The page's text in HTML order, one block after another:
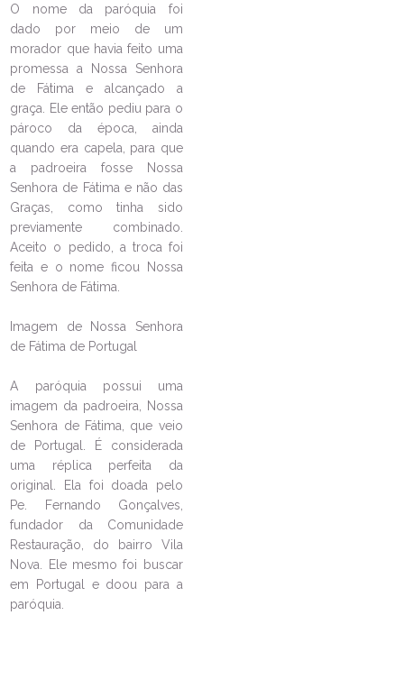
Missa para jovens que
participaram da 2ª FAC
emociona fiéis na Paróquia
Nossa Senhora de Fátima
12/07/2024 Ouça a notícia
CATEGORIA
LEIA NO DIOCESE INFORMA
Encenação da Paixão de Cristo
na Paróquia Nossa Senhora de
Fátima promete emoção e
reflexão
CATEGORIA
O nome da paróquia foi
dado por meio de um
morador que havia feito uma
promessa a Nossa Senhora
de Fátima e alcançado a
graça. Ele então pediu para o
pároco da época, ainda
quando era capela, para que
a padroeira fosse Nossa
Senhora de Fátima e não das
Graças, como tinha sido
previamente combinado.
Aceito o pedido, a troca foi
feita e o nome ficou Nossa
Senhora de Fátima.
Imagem de Nossa Senhora
de Fátima de Portugal
A paróquia possui uma
imagem da padroeira, Nossa
Senhora de Fátima, que veio
de Portugal. É considerada
uma réplica perfeita da
original. Ela foi doada pelo
Pe. Fernando Gonçalves,
fundador da Comunidade
Restauração, do bairro Vila
Nova. Ele mesmo foi buscar
em Portugal e doou para a
paróquia.